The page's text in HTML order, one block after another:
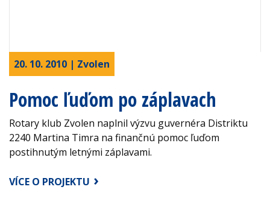
20. 10. 2010 | Zvolen
Pomoc ľuďom po záplavach
Rotary klub Zvolen naplnil výzvu guvernéra Distriktu
2240 Martina Timra na finančnú pomoc ľuďom
postihnutým letnými záplavami.
VÍCE O PROJEKTU